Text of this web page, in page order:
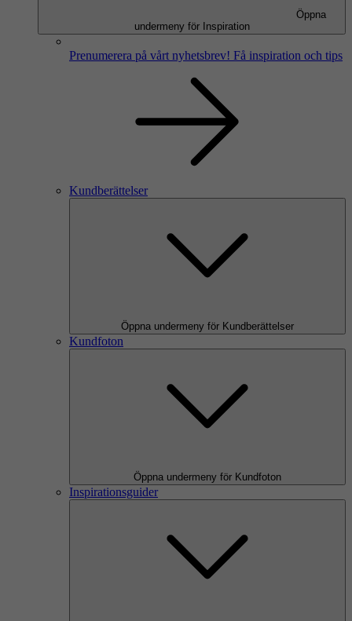
Öppna
undermeny för Inspiration
Prenumerera på vårt nyhetsbrev! Få inspiration och tips
Kundberättelser
Öppna undermeny för Kundberättelser
Kundfoton
Öppna undermeny för Kundfoton
Inspirationsguider